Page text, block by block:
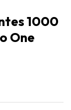
1000
One